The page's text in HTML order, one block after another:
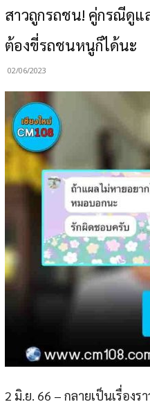
สาวถูกรถชน! คู่กรณีดูแ
ต้องขี่รถชนหนูก็ได้นะ
02/06/2023
2 มิ.ย. 66 – กลายเป็นเรื่อง